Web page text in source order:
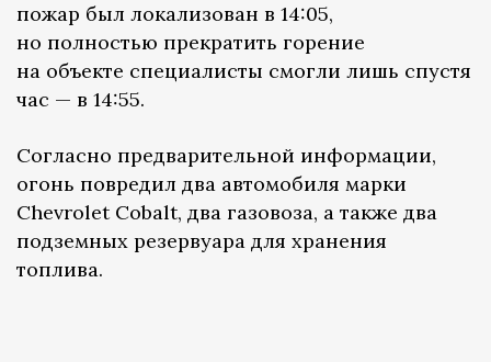
пожар был локализован в 14:05,
но полностью прекратить горение
на объекте специалисты смогли лишь спустя
час — в 14:55.
Согласно предварительной информации,
огонь повредил два автомобиля марки
Chevrolet Cobalt, два газовоза, а также два
подземных резервуара для хранения
топлива.